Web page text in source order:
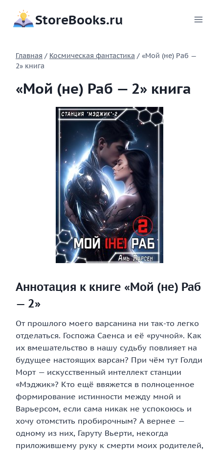
содержимому
StoreBooks.ru
Главная / Космическая фантастика / «Мой (не) Раб —
2» книга
«Мой (не) Раб — 2» книга
Аннотация к книге «Мой (не) Раб
— 2»
От прошлого моего варсанина ни так-то легко
отделаться. Госпожа Саенса и её «ручной». Как
их вмешательство в нашу судьбу повлияет на
будущее настоящих варсан? При чём тут Голди
Морт — искусственный интеллект станции
«Мэджик»? Кто ещё ввяжется в полноценное
формирование истинности между мной и
Варьерсом, если сама никак не успокоюсь и
хочу отомстить пробирочным? А вернее —
одному из них, Гаруту Вьерти, некогда
приложившему руку к смерти моих родителей,